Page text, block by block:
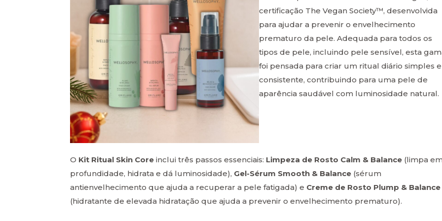
certificação The Vegan Society™, desenvolvida
para ajudar a prevenir o envelhecimento
prematuro da pele. Adequada para todos os
tipos de pele, incluindo pele sensível, esta
foi pensada para criar um ritual diário simples e
consistente, contribuindo para uma pele de
aparência saudável com luminosidade natural.
O Kit Ritual Skin Core inclui três passos essenciais: Limpeza de Rosto Calm & Balance (limpa
profundidade, hidrata e dá luminosidade), Gel-Sérum Smooth & Balance (sérum
antienvelhecimento que ajuda a recuperar a pele fatigada) e Creme de Rosto Plump & Balance
(hidratante de elevada hidratação que ajuda a prevenir o envelhecimento prematuro).